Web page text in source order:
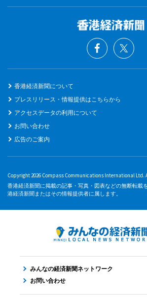
香港経済新聞について
プレスリリース・情報提供はこちらから
アクセスデータの利用について
お問い合わせ
広告のご案内
Copyright 2026 Compass Communications International Ltd.
香港経済新聞に掲載の記事・写真・図表などの無断転載
港経済新聞またはその情報提供者に属します。
みんなの経済新聞ネットワーク
お問い合わせ